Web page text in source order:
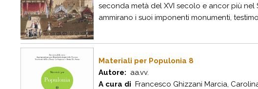
seconda metà del XVI secolo e ancor più
ammirano i suoi imponenti monumenti,
Materiali per Populonia 8
Autore: aa.vv.
A cura di Francesco Ghizzani Marcia,